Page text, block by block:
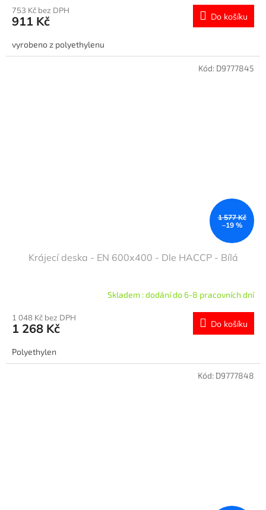
753 Kč bez DPH
911 Kč Do košíku
vyrobeno z polyethylenu
1 577 Kč
–19 %
Krájecí deska - EN 600x400 - Dle HACCP - Bílá
Skladem : dodání do 6-8 pracovních dní
1 048 Kč bez DPH
1 268 Kč Do košíku
Polyethylen
Kód: D9777845
Kód: D9777848